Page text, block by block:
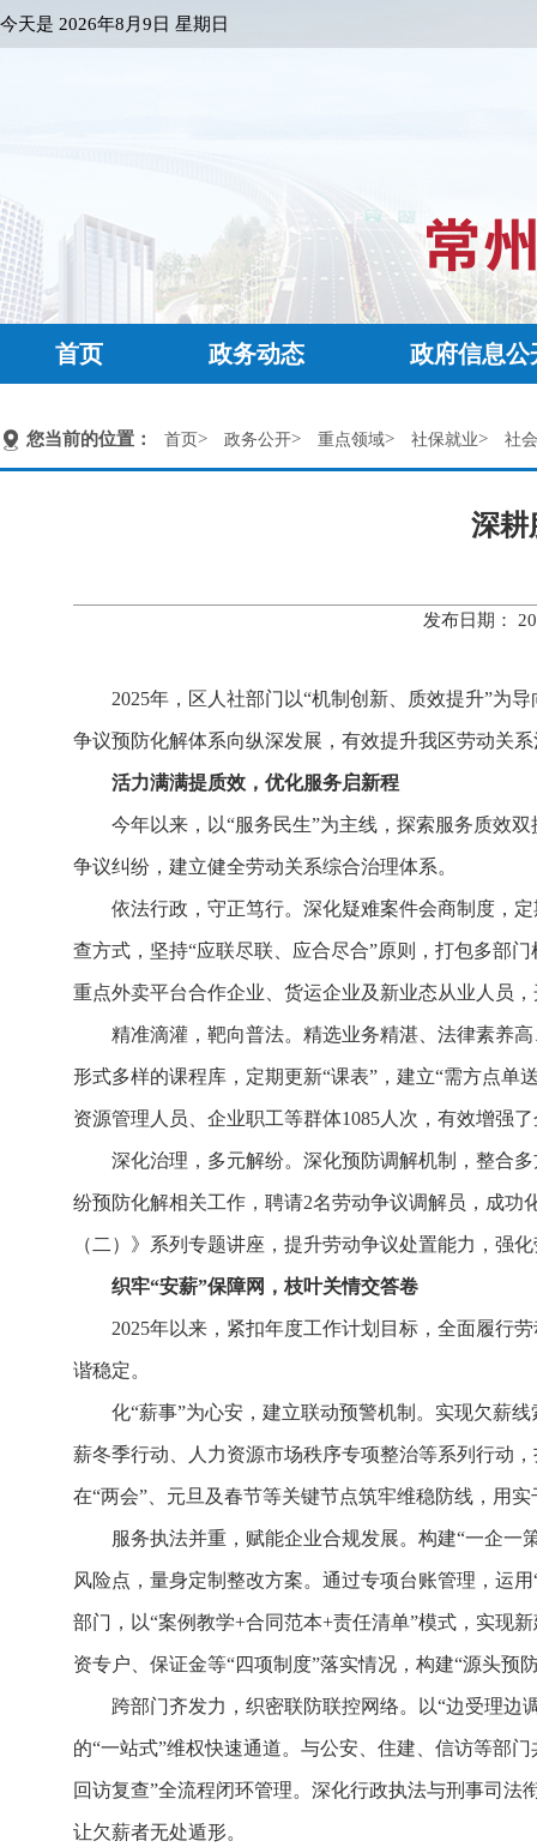
今天是 2026年8月9日 星期日
首页 政务动态 政府信息公
您当前的位置： 首页> 政务公开> 重点领域> 社保就业> 社
深耕
发布日期：
2025年，区人社部门以“机制创新、质效提升”为
争议预防化解体系向纵深发展，有效提升我区劳动关
活力满满提质效，优化服务启新程
今年以来，以“服务民生”为主线，探索服务质效
争议纠纷，建立健全劳动关系综合治理体系。
依法行政，守正笃行。深化疑难案件会商制度，
查方式，坚持“应联尽联、应合尽合”原则，打包多部
重点外卖平台合作企业、货运企业及新业态从业人员
精准滴灌，靶向普法。精选业务精湛、法律素养
形式多样的课程库，定期更新“课表”，建立“需方点单
资源管理人员、企业职工等群体1085人次，有效增强
深化治理，多元解纷。深化预防调解机制，整合
纷预防化解相关工作，聘请2名劳动争议调解员，成
（二）》系列专题讲座，提升劳动争议处置能力，强
织牢“安薪”保障网，枝叶关情交答卷
2025年以来，紧扣年度工作计划目标，全面履行
谐稳定。
化“薪事”为心安，建立联动预警机制。实现欠薪
薪冬季行动、人力资源市场秩序专项整治等系列行动
在“两会”、元旦及春节等关键节点筑牢维稳防线，用
服务执法并重，赋能企业合规发展。构建“一企一
风险点，量身定制整改方案。通过专项台账管理，运
部门，以“案例教学+合同范本+责任清单”模式，实现
资专户、保证金等“四项制度”落实情况，构建“源头预
跨部门齐发力，织密联防联控网络。以“边受理边
的“一站式”维权快速通道。与公安、住建、信访等部
回访复查”全流程闭环管理。深化行政执法与刑事司
让欠薪者无处遁形。